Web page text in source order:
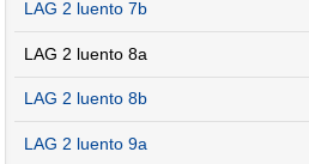
LAG 2 luento 7b
LAG 2 luento 8a
LAG 2 luento 8b
LAG 2 luento 9a